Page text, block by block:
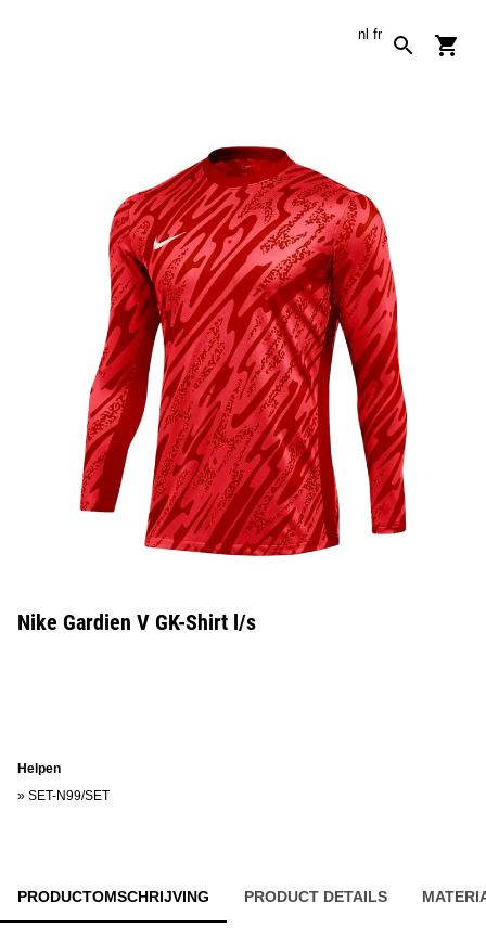
nl fr
Nike Gardien V GK-Shirt l/s
Helpen
» SET-N99/SET
PRODUCTOMSCHRIJVING PRODUCT DETAILS